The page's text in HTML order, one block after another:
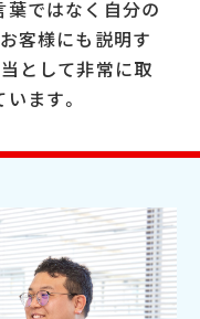
ではなく自分の
客様にも説明す
として非常に取
ます。